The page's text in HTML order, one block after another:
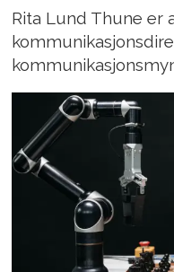
Rita Lund Thune er